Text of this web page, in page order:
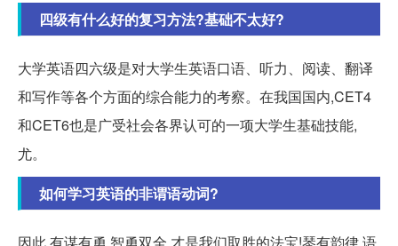
四级有什么好的复习方法?基础不太好?
大学英语四六级是对大学生英语口语、听力、阅读、翻译
和写作等各个方面的综合能力的考察。在我国国内,CET4
和CET6也是广受社会各界认可的一项大学生基础技能,
尤。
如何学习英语的非谓语动词?
因此,有谋有勇,智勇双全,才是我们取胜的法宝!琴有韵律,语